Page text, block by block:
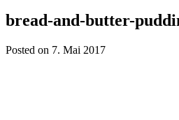
bread-and-butter-
Posted on 7. Mai 2017